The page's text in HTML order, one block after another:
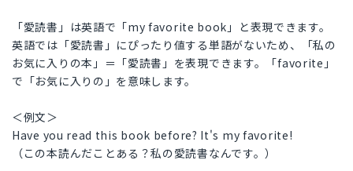
「愛読書」は英語で「my favorite book」と表現できます。
英語では「愛読書」にぴったり値する単語がないため、「私の
お気に入りの本」＝「愛読書」を表現できます。「favorite」
で「お気に入りの」を意味します。
＜例文＞
Have you read this book before? It's my favorite!
（この本読んだことある？私の愛読書なんです。）